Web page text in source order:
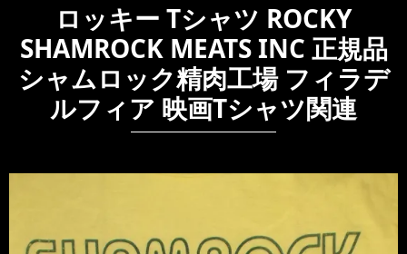
ロッキー Tシャツ ROCKY
SHAMROCK MEATS INC 正規品
シャムロック精肉工場 フィラデ
ルフィア 映画Tシャツ関連